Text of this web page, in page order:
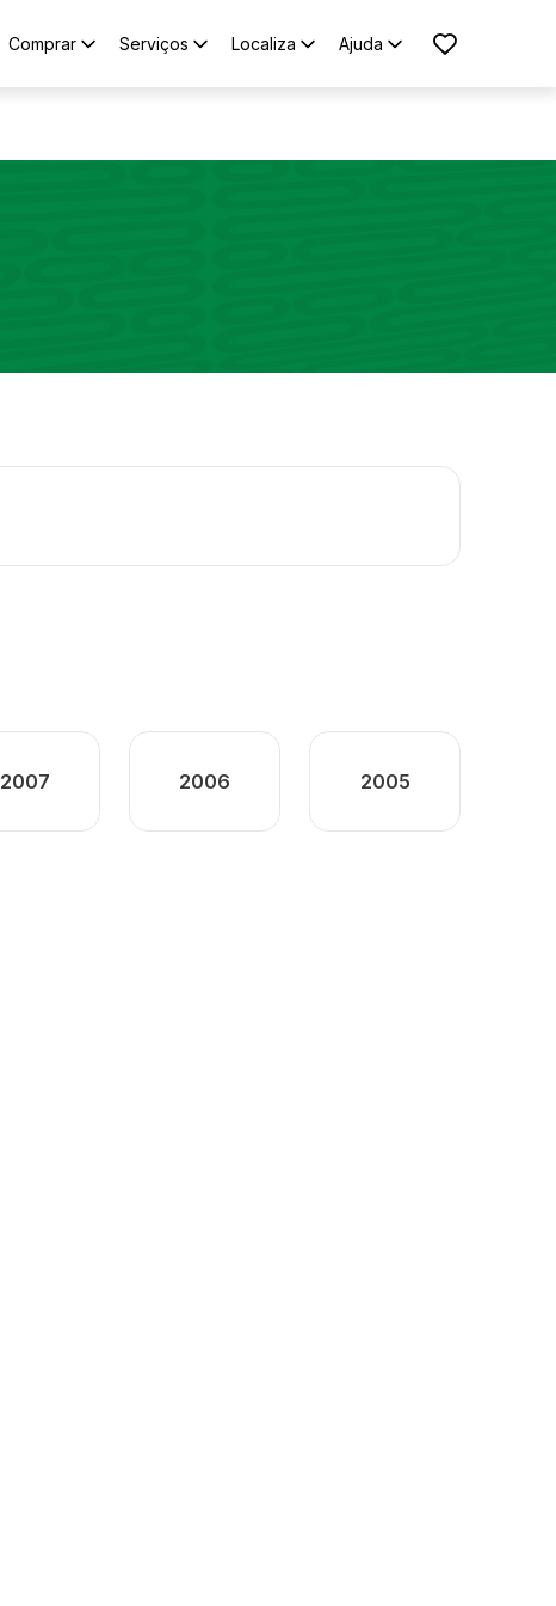
Comprar Serviços Localiza Ajuda
2007 2006 2005